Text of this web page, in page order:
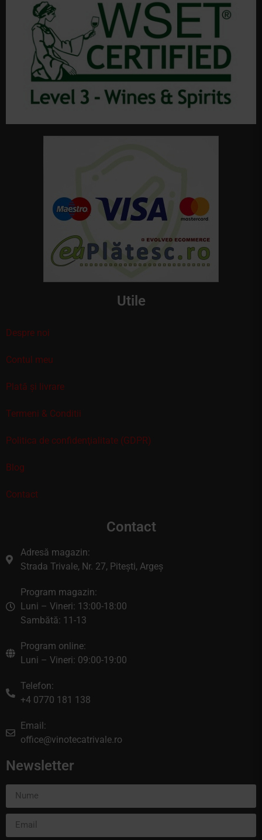
Utile
Despre noi
Contul meu
Plată și livrare
Termeni & Conditii
Politica de confidenţialitate (GDPR)
Blog
Contact
Contact
Adresă magazin:
Strada Trivale, Nr. 27, Pitești, Argeș
Program magazin:
Luni – Vineri: 13:00-18:00
Sambătă: 11-13
Program online:
Luni – Vineri: 09:00-19:00
Telefon:
+4 0770 181 138
Email:
office@vinotecatrivale.ro
Newsletter